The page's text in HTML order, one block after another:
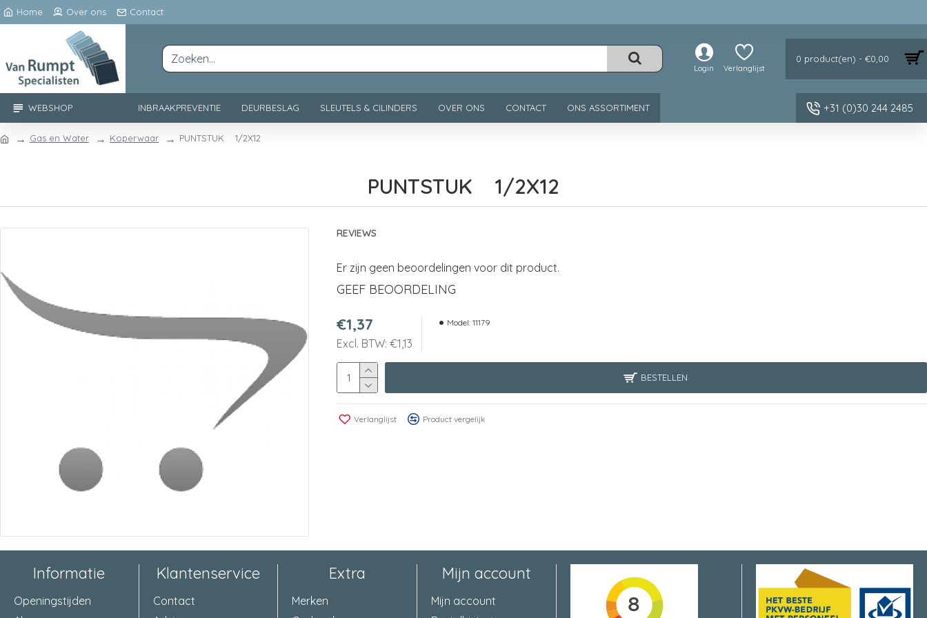
Home Over ons Contact
Login Verlanglijst
0 product(en) - €0,00
WEBSHOP INBRAAKPREVENTIE DEURBESLAG SLEUTELS & CILINDERS OVER ONS CONTACT ONS ASSORTIMENT +31 (0)30 244 2485
Gas en Water Koperwaar PUNTSTUK 1/2X12
PUNTSTUK 1/2X12
REVIEWS
Er zijn geen beoordelingen voor dit product.
GEEF BEOORDELING
€1,37
Excl. BTW: €1,13
Model: 11179
BESTELLEN
Verlanglijst Product vergelijk
Informatie
Openingstijden
Klantenservice
Contact
Extra
Merken
Mijn account
Mijn account